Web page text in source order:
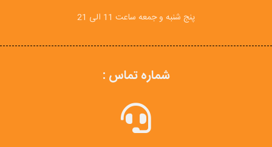
پنج شنبه و جمعه ساعت 11 الی 21
شماره تماس :